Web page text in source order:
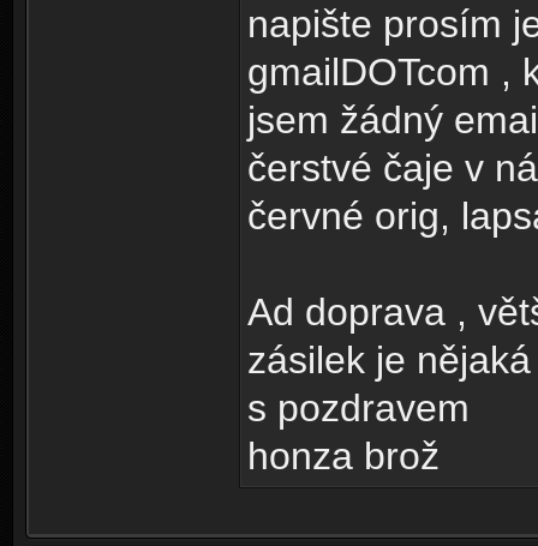
napište prosím
gmailDOTcom ,
jsem žádný
čerstvé čaje v
červné orig,
Ad doprava ,
zásilek je
s pozdravem
honza brož